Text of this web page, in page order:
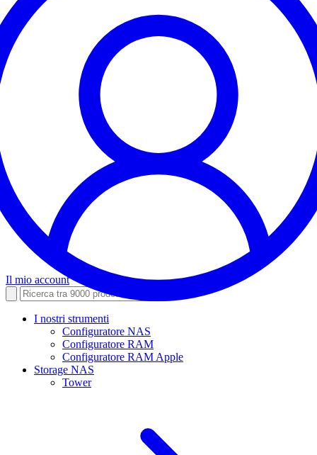
Il mio account
I nostri strumenti
Configuratore NAS
Configuratore RAM
Configuratore RAM Apple
Storage NAS
Tower